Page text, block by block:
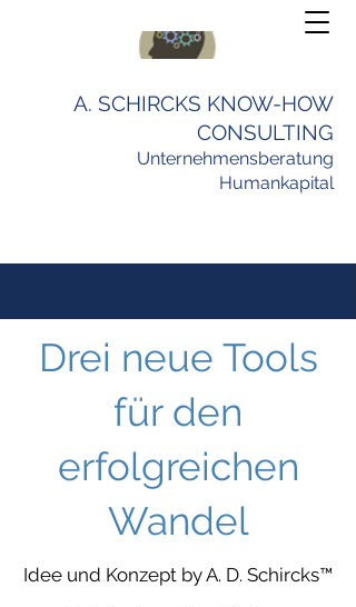
A. SCHIRCKS KNOW-HOW
CONSULTING
Unternehmensberatung
Humankapital
Drei neue Tools
für den
erfolgreichen
Wandel
Idee und Konzept by A. D. Schircks™